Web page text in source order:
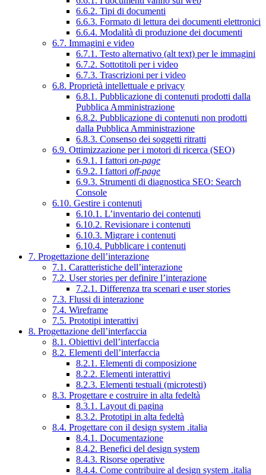
6.6.2. Tipi di documenti
6.6.3. Formato di lettura dei documenti elettronici
6.6.4. Modalità di produzione dei documenti
6.7. Immagini e video
6.7.1. Testo alternativo (alt text) per le immagini
6.7.2. Sottotitoli per i video
6.7.3. Trascrizioni per i video
6.8. Proprietà intellettuale e privacy
6.8.1. Pubblicazione di contenuti prodotti dalla
Pubblica Amministrazione
6.8.2. Pubblicazione di contenuti non prodotti
dalla Pubblica Amministrazione
6.8.3. Consenso dei soggetti ritratti
6.9. Ottimizzazione per i motori di ricerca (SEO)
6.9.1. I fattori on-page
6.9.2. I fattori off-page
6.9.3. Strumenti di diagnostica SEO: Search
Console
6.10. Gestire i contenuti
6.10.1. L’inventario dei contenuti
6.10.2. Revisionare i contenuti
6.10.3. Migrare i contenuti
6.10.4. Pubblicare i contenuti
7. Progettazione dell’interazione
7.1. Caratteristiche dell’interazione
7.2. User stories per definire l’interazione
7.2.1. Differenza tra scenari e user stories
7.3. Flussi di interazione
7.4. Wireframe
7.5. Prototipi interattivi
8. Progettazione dell’interfaccia
8.1. Obiettivi dell’interfaccia
8.2. Elementi dell’interfaccia
8.2.1. Elementi di composizione
8.2.2. Elementi interattivi
8.2.3. Elementi testuali (microtesti)
8.3. Progettare e costruire in alta fedeltà
8.3.1. Layout di pagina
8.3.2. Prototipi in alta fedeltà
8.4. Progettare con il design system .italia
8.4.1. Documentazione
8.4.2. Benefici del design system
8.4.3. Risorse operative
8.4.4. Come contribuire al design system .italia